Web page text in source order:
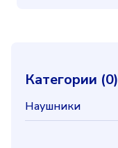
Категории (0)
Наушники